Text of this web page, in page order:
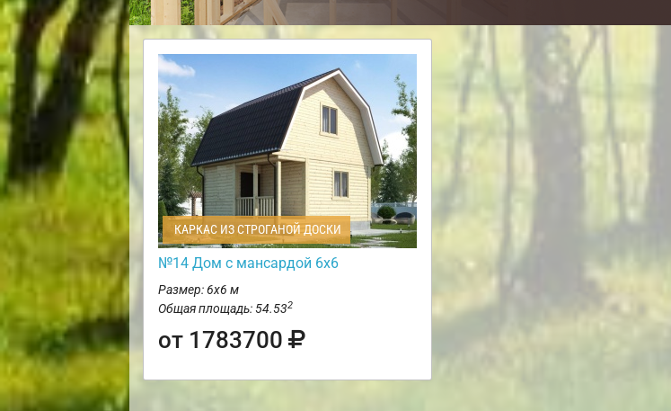
КАРКАС ИЗ СТРОГАНОЙ ДОСКИ
№14 Дом с мансардой 6х6
Размер: 6х6 м
Общая площадь: 54.532
от 1783700